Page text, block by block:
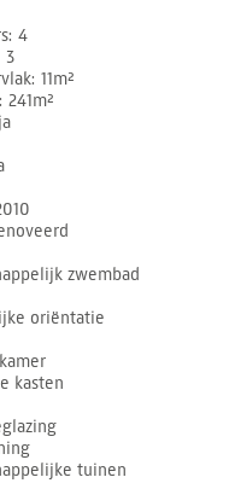
4
3
11m²
241m²
ja
zwembad
oriëntatie
kasten
tuinen